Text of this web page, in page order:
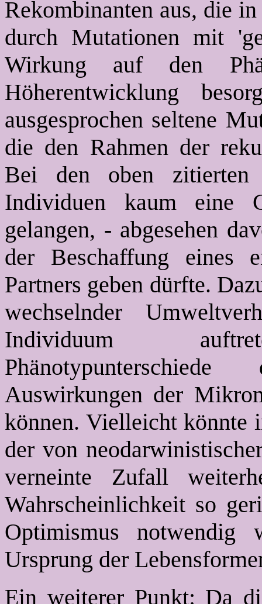
Rekombinanten aus, die
durch Mutationen mit
Wirkung auf den
Höherentwicklung
ausgesprochen seltene
die den Rahmen der
Bei den oben zitierten
Individuen kaum eine
gelangen, - abgesehen
der Beschaffung eines
Partners geben dürfte.
wechselnder
Individuum
Auswirkungen der
können. Vielleicht könnte
der von
verneinte Zufall
Wahrscheinlichkeit so
Optimismus
Ursprung der
Ein weiterer Punkt: Da